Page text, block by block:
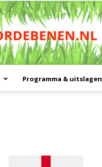
Programma & uitslagen